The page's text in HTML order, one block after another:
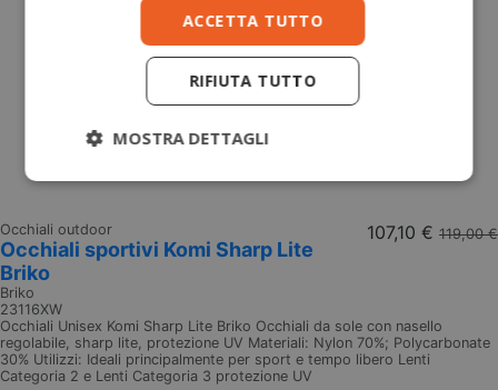
Occhiali outdoor
Occhiali sportivi Komi Sharp Lite
Briko
Briko
23116XW
107,10 € 119,00 €
Occhiali Unisex Komi Sharp Lite Briko Occhiali da sole con nasello
regolabile, sharp lite, protezione UV Materiali: Nylon 70%; Polycarbonate
30% Utilizzi: Ideali principalmente per sport e tempo libero Lenti
Categoria 2 e Lenti Categoria 3 protezione UV
ACCETTA TUTTO
RIFIUTA TUTTO
MOSTRA DETTAGLI